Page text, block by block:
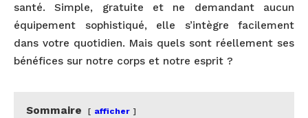
santé. Simple, gratuite et ne demandant aucun
équipement sophistiqué, elle s’intègre facilement
dans votre quotidien. Mais quels sont réellement ses
bénéfices sur notre corps et notre esprit ?
Sommaire afficher